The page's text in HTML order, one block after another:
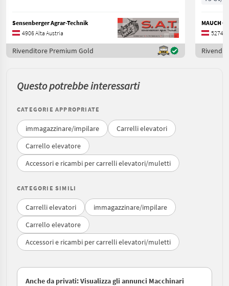
Sensenberger Agrar-Technik
4906 Alta Austria
Rivenditore Premium Gold
MAUCH
5274
Questo potrebbe interessarti
CATEGORIE APPROPRIATE
immagazzinare/impilare
Carrelli elevatori
Carrello elevatore
Accessori e ricambi per carrelli elevatori/muletti
CATEGORIE SIMILI
Carrelli elevatori
immagazzinare/impilare
Carrello elevatore
Accessori e ricambi per carrelli elevatori/muletti
Anche da privati: Visualizza gli annunci Macchinari